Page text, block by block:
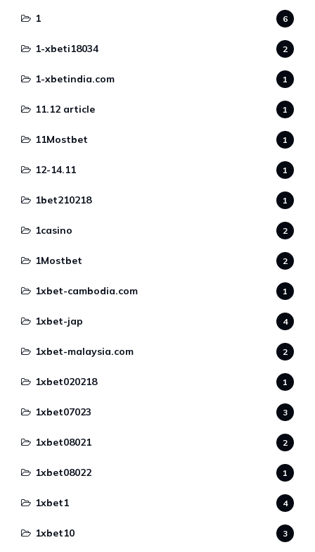
1 6
1-xbeti18034 2
1-xbetindia.com 1
11.12 article 1
11Mostbet 1
12-14.11 1
1bet210218 1
1casino 2
1Mostbet 2
1xbet-cambodia.com 1
1xbet-jap 4
1xbet-malaysia.com 2
1xbet020218 1
1xbet07023 3
1xbet08021 2
1xbet08022 1
1xbet1 4
1xbet10 3